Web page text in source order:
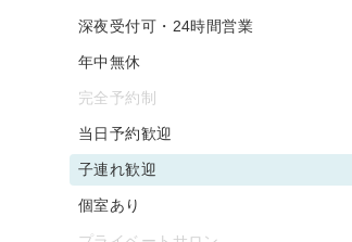
深夜受付可・24時間営業
年中無休
完全予約制
当日予約歓迎
子連れ歓迎
個室あり